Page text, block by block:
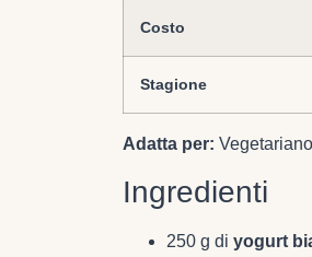
Costo
Stagione
Adatta per: Vegetariano
Ingredienti
250 g di yogurt